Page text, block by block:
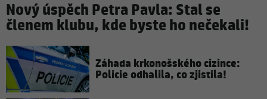
Nový úspěch Petra Pavla: Stal se
členem klubu, kde byste ho nečekali!
Záhada krkonošského cizince:
Policie odhalila, co zjistila!